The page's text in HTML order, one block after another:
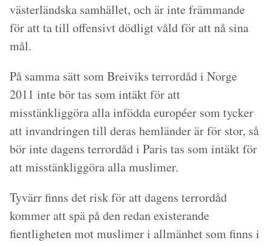
västerländska samhället, och är inte främmande
för att ta till offensivt dödligt våld för att nå sina
mål.
På samma sätt som Breiviks terrordåd i Norge
2011 inte bör tas som intäkt för att
misstänkliggöra alla infödda européer som tycker
att invandringen till deras hemländer är för stor, så
bör inte dagens terrordåd i Paris tas som intäkt för
att misstänkliggöra alla muslimer.
Tyvärr finns det risk för att dagens terrordåd
kommer att spä på den redan existerande
fientligheten mot muslimer i allmänhet som finns i